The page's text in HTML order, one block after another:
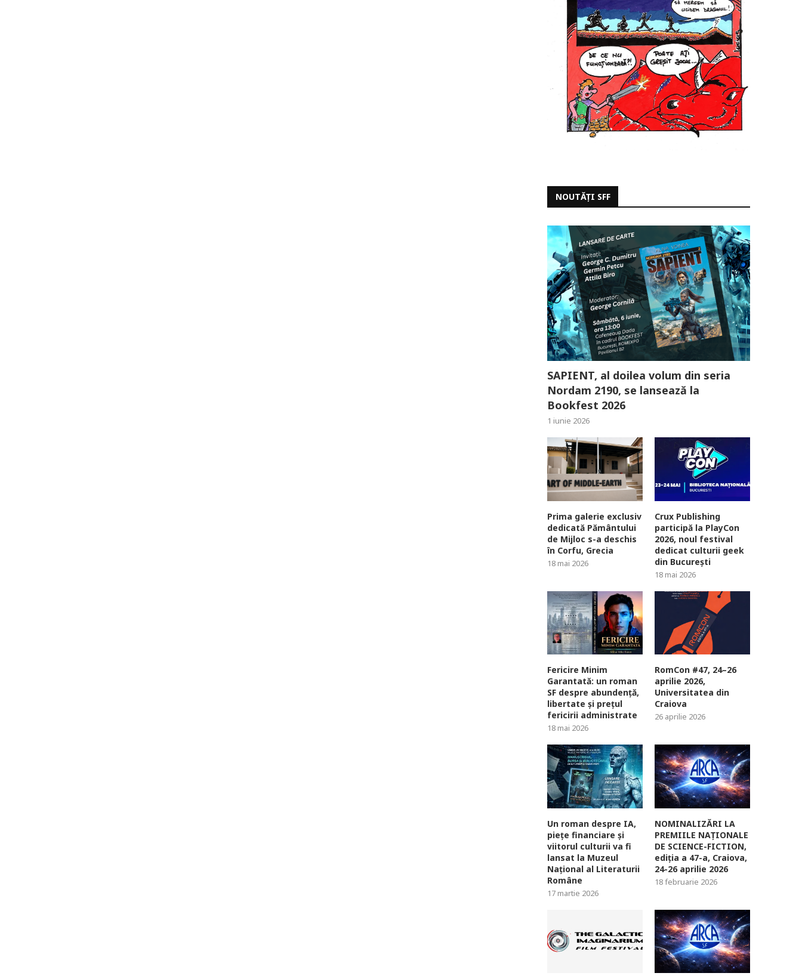
NOUTĂȚI SFF
SAPIENT, al doilea volum din seria
Nordam 2190, se lansează la
Bookfest 2026
1 iunie 2026
Prima galerie exclusiv
dedicată Pământului
de Mijloc s-a deschis
în Corfu, Grecia
18 mai 2026
Crux Publishing
participă la PlayCon
2026, noul festival
dedicat culturii geek
din București
18 mai 2026
Fericire Minim
Garantată: un roman
SF despre abundență,
libertate și prețul
fericirii administrate
18 mai 2026
RomCon #47, 24–26
aprilie 2026,
Universitatea din
Craiova
26 aprilie 2026
Un roman despre IA,
piețe financiare și
viitorul culturii va fi
lansat la Muzeul
Național al Literaturii
Române
17 martie 2026
NOMINALIZĂRI LA
PREMIILE NAȚIONALE
DE SCIENCE-FICTION,
ediția a 47-a, Craiova,
24-26 aprilie 2026
18 februarie 2026